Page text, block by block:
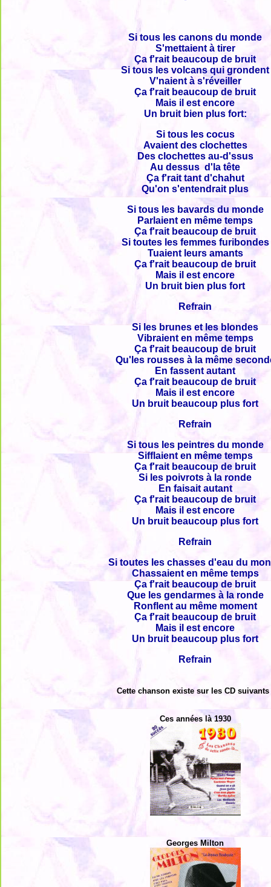
Si tous les canons du monde
S'mettaient à tirer
Ça f'rait beaucoup de bruit
Si tous les volcans qui grondent
V'naient à s'réveiller
Ça f'rait beaucoup de bruit
Mais il est encore
Un bruit bien plus fort:
Si tous les cocus
Avaient des clochettes
Des clochettes au-d'ssus
Au dessus d'la tête
Ça f'rait tant d'chahut
Qu'on s'entendrait plus
Si tous les bavards du monde
Parlaient en même temps
Ça f'rait beaucoup de bruit
Si toutes les femmes furibondes
Tuaient leurs amants
Ça f'rait beaucoup de bruit
Mais il est encore
Un bruit bien plus fort
Refrain
Si les brunes et les blondes
Vibraient en même temps
Ça f'rait beaucoup de bruit
Qu'les rousses à la même
En fassent autant
Ça f'rait beaucoup de bruit
Mais il est encore
Un bruit beaucoup plus fort
Refrain
Si tous les peintres du monde
Sifflaient en même temps
Ça f'rait beaucoup de bruit
Si les poivrots à la ronde
En faisait autant
Ça f'rait beaucoup de bruit
Mais il est encore
Un bruit beaucoup plus fort
Refrain
Si toutes les chasses d'eau du
Chassaient en même temps
Ça f'rait beaucoup de bruit
Que les gendarmes à la ronde
Ronflent au même moment
Ça f'rait beaucoup de bruit
Mais il est encore
Un bruit beaucoup plus fort
Refrain
Cette chanson existe sur les CD suivants
Ces années là 1930
Georges Milton